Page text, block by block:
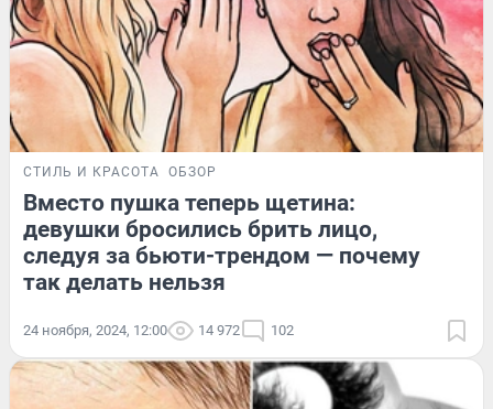
СТИЛЬ И КРАСОТА ОБЗОР
Вместо пушка теперь щетина:
девушки бросились брить лицо,
следуя за бьюти-трендом — почему
так делать нельзя
24 ноября, 2024, 12:00 14 972 102